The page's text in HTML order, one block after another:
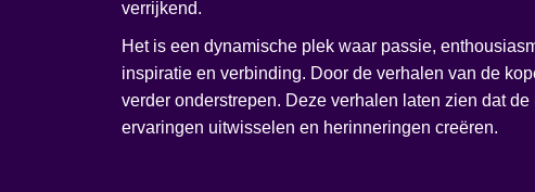
verrijkend.
Het is een dynamische plek waar passie,
inspiratie en verbinding. Door de verhalen van de
verder onderstrepen. Deze verhalen laten zien dat
ervaringen uitwisselen en herinneringen creëren.